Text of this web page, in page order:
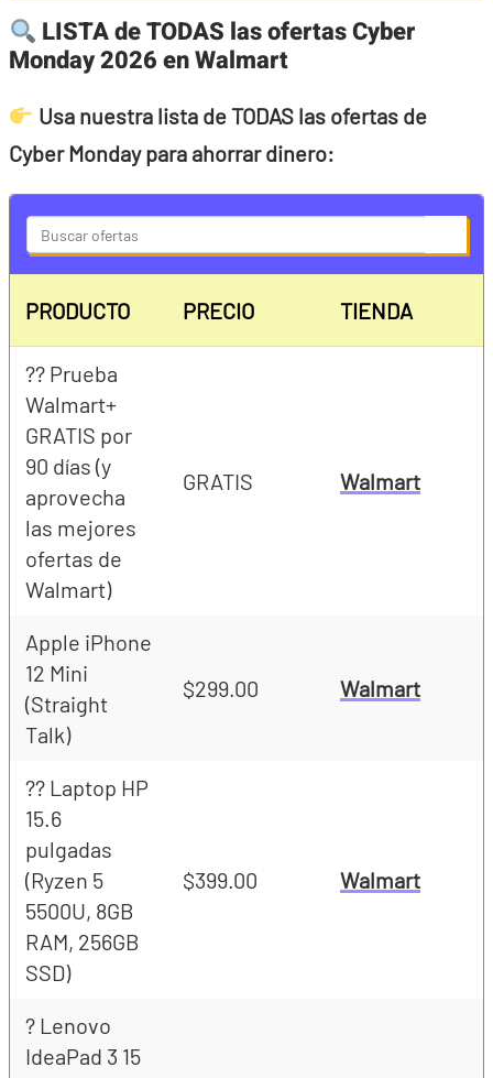
LISTA de TODAS las ofertas Cyber
Monday 2026 en Walmart
Usa nuestra lista de TODAS las ofertas de
Cyber Monday para ahorrar dinero:
e
r
c
PRODUCTO PRECIO TIENDA
?? Prueba
Walmart+
GRATIS por
90 días (y
aprovecha
las mejores
ofertas de
Walmart)
GRATIS Walmart
Apple iPhone
12 Mini
(Straight
Talk)
$299.00 Walmart
?? Laptop HP
15.6
pulgadas
(Ryzen 5
5500U, 8GB
RAM, 256GB
SSD)
$399.00 Walmart
? Lenovo
IdeaPad 3 15